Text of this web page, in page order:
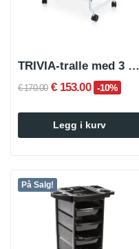
TRIVIA-tralle med 3 hyller
€ 170.00 € 153.00 -10%
Legg i kurv
På Salg!